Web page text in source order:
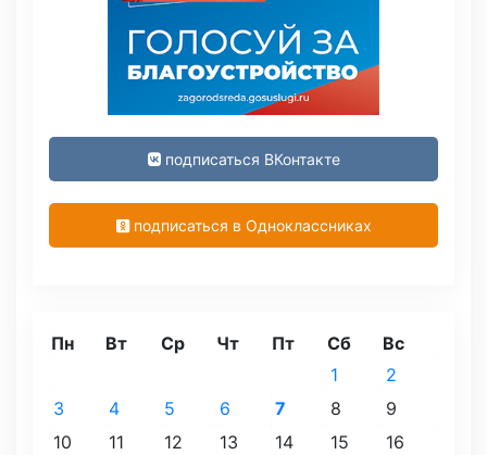
подписаться ВКонтакте
подписаться в Одноклассниках
Пн Вт Ср Чт Пт Сб Вс
1
2
3
4 5 6 7 8
9
10
11 12 13 14 15
16